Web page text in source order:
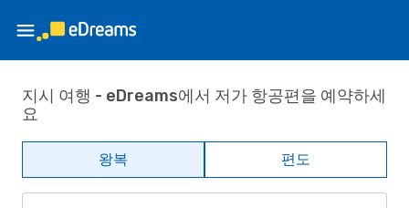
지시 여행 - eDreams에서 저가 항공편을 예약하세
요
왕복 편도